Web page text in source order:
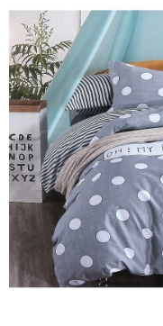
produktu
je
0,0
z
5
hvězdiček.